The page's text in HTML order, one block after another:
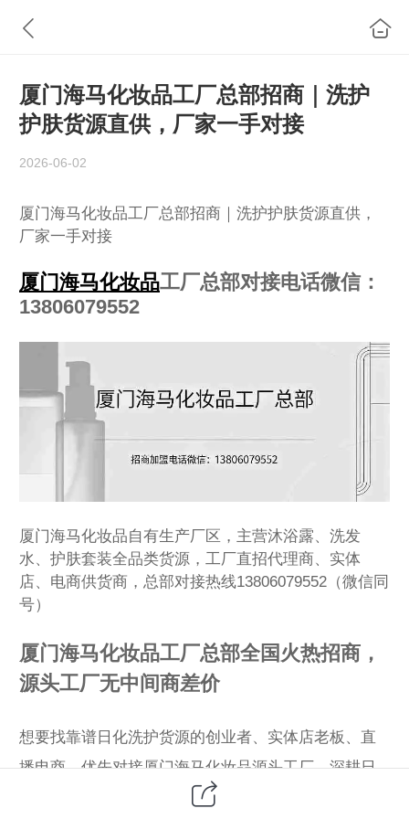
厦门海马化妆品工厂总部招商｜洗护
护肤货源直供，厂家一手对接
2026-06-02
厦门海马化妆品工厂总部招商｜洗护护肤货源直供，
厂家一手对接
厦门海马化妆品工厂总部对接电话微信：
13806079552
厦门海马化妆品自有生产厂区，主营沐浴露、洗发
水、护肤套装全品类货源，工厂直招代理商、实体
店、电商供货商，总部对接热线13806079552（微信同
号）
厦门海马化妆品工厂总部全国火热招商，
源头工厂无中间商差价
想要找靠谱日化洗护货源的创业者、实体店老板、直
播电商，优先对接厦门海马化妆品源头工厂，深耕日
化护肤生产20余年，自有标准化生产车间，全品类自